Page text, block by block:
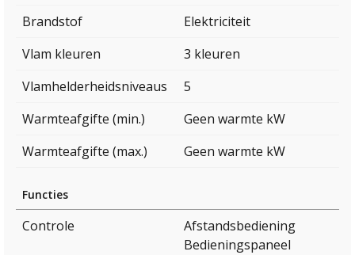
Brandstof
Elektriciteit
Vlam kleuren
3 kleuren
Vlamhelderheidsniveaus
5
Warmteafgifte (min.)
Geen warmte kW
Warmteafgifte (max.)
Geen warmte kW
Functies
Controle
Afstandsbediening
Bedieningspaneel